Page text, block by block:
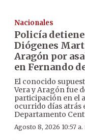
Nacionales
Policía
Diógenes
Aragón por
en Fernando
El conocido
Vera y Aragón fue
participación en el
ocurrido días atrás
Departamento
Agosto 8, 2026 10:57 a.